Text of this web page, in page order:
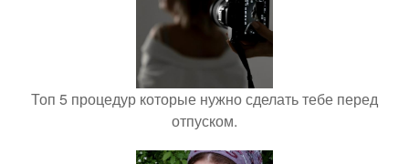
Топ 5 процедур которые нужно сделать тебе перед
отпуском.